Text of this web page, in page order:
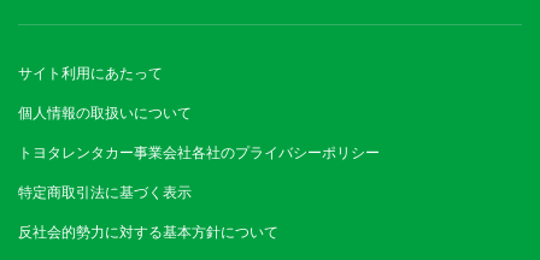
サイト利用にあたって
個人情報の取扱いについて
トヨタレンタカー事業会社各社のプライバシーポリシー
特定商取引法に基づく表示
反社会的勢力に対する基本方針について